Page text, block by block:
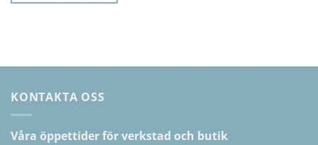
produktsidan
KONTAKTA OSS
Våra öppettider för verkstad och butik